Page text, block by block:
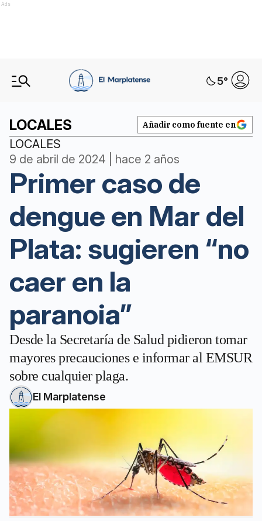
Ads
5°
LOCALES Añadir como fuente en
LOCALES
9 de abril de 2024 | hace 2 años
Primer caso de
dengue en Mar del
Plata: sugieren “no
caer en la
paranoia”
Desde la Secretaría de Salud pidieron tomar
mayores precauciones e informar al EMSUR
sobre cualquier plaga.
El Marplatense